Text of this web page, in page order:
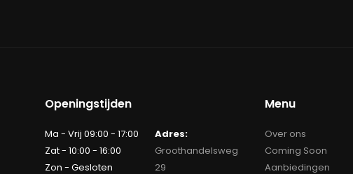
Openingstijden
Ma - Vrij 09:00 - 17:00
Zat - 10:00 - 16:00
Zon - Gesloten
Adres:
Groothandelsweg
29
Menu
Over ons
Coming Soon
Aanbiedingen